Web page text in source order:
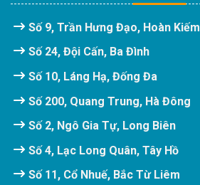
Số 9, Trần Hưng Đạo, Hoàn Kiếm
Số 24, Đội Cấn, Ba Đình
Số 10, Láng Hạ, Đống Đa
Số 200, Quang Trung, Hà Đông
Số 2, Ngô Gia Tự, Long Biên
Số 4, Lạc Long Quân, Tây Hồ
Số 11, Cổ Nhuế, Bắc Từ Liêm